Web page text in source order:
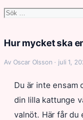
Sök
Hur mycket ska
Av Oscar Olsson · juli 1,
Du är inte ensam
din lilla kattunge
valnöt. Här får du